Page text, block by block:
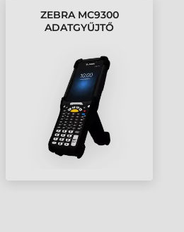
ZEBRA MC9300
ADATGYŰJTŐ